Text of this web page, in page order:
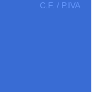
C.F. / P.IVA